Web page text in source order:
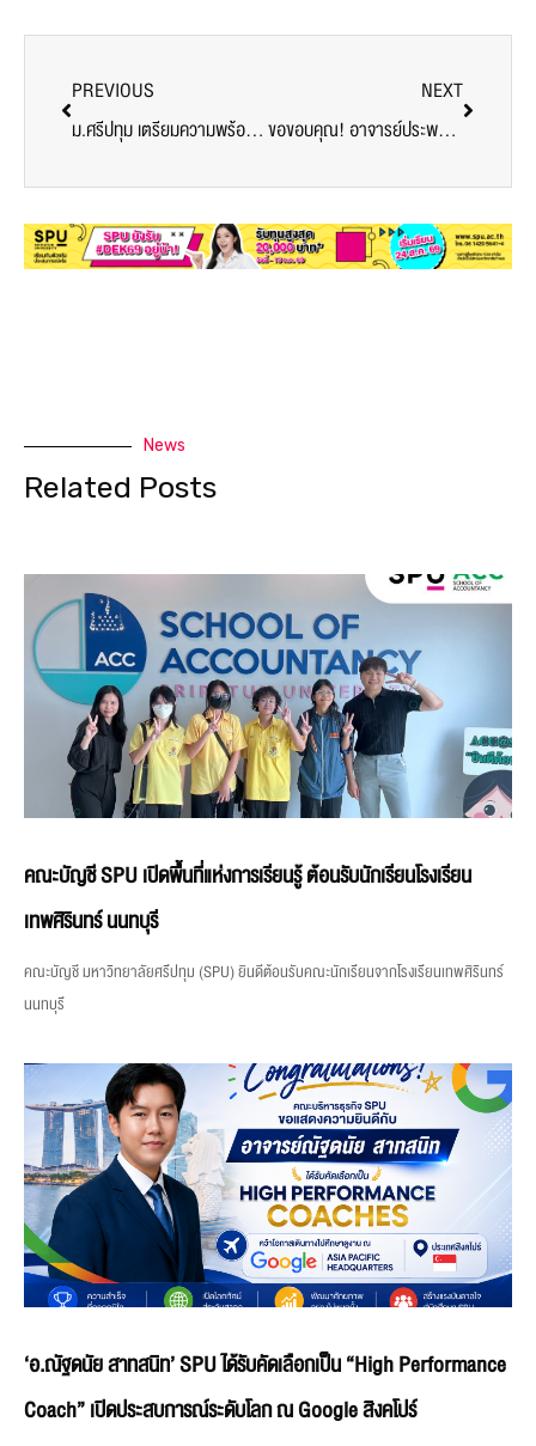
PREVIOUS
ม.ศรีปทุม เตรียมความพร้อมเปิดเข้าปฎิบัติงาน
NEXT
ขอขอบคุณ! อาจารย์ประพาฬรัตน์ อ่ำประเสริฐ มอบอาหารสนับสนุนบุคลากรทางการแพทย์และอาสาสมัคร ศูนย์ฉีดวัคซีนมหาวิทยาลัยศรีปทุม
News
Related Posts
คณะบัญชี SPU เปิดพื้นที่แห่งการเรียนรู้ ต้อนรับนักเรียนโรงเรียน
เทพศิรินทร์ นนทบุรี
คณะบัญชี มหาวิทยาลัยศรีปทุม (SPU) ยินดีต้อนรับคณะนักเรียนจากโรงเรียนเทพศิรินทร์
นนทบุรี
‘อ.ณัฐดนัย สาทสนิท’ SPU ได้รับคัดเลือกเป็น “High Performance
Coach” เปิดประสบการณ์ระดับโลก ณ Google สิงคโปร์